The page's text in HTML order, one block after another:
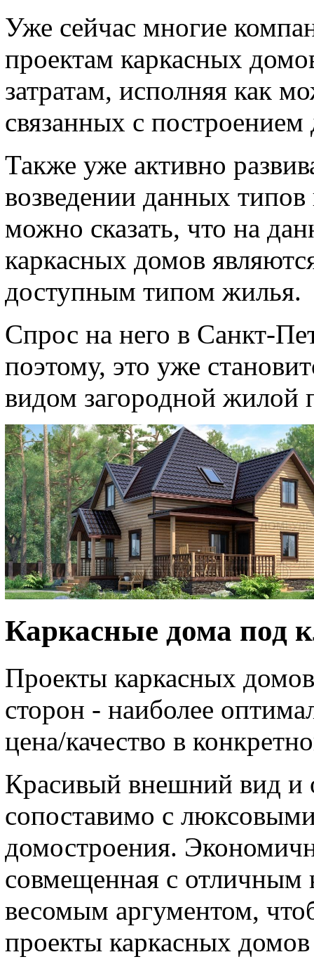
Уже сейчас многие
проектам каркасных
затратам, исполняя как
связанных с
Также уже активно
возведении данных
можно сказать, что на
каркасных домов
доступным типом жилья.
Спрос на него в Санкт-
поэтому, это уже
видом загородной жилой
Каркасные дома под
Проекты каркасных
сторон - наиболее
цена/качество в
Красивый внешний вид
сопоставимо с
домостроения.
совмещенная с отличным
весомым аргументом,
проекты каркасных